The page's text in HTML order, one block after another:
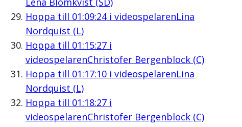
Hoppa till 01:09:24i videospelarenLina
Nordquist (L)
Hoppa till 01:15:27i
videospelarenChristofer Bergenblock (C)
Hoppa till 01:17:10i videospelarenLina
Nordquist (L)
Hoppa till 01:18:27i
videospelarenChristofer Bergenblock (C)